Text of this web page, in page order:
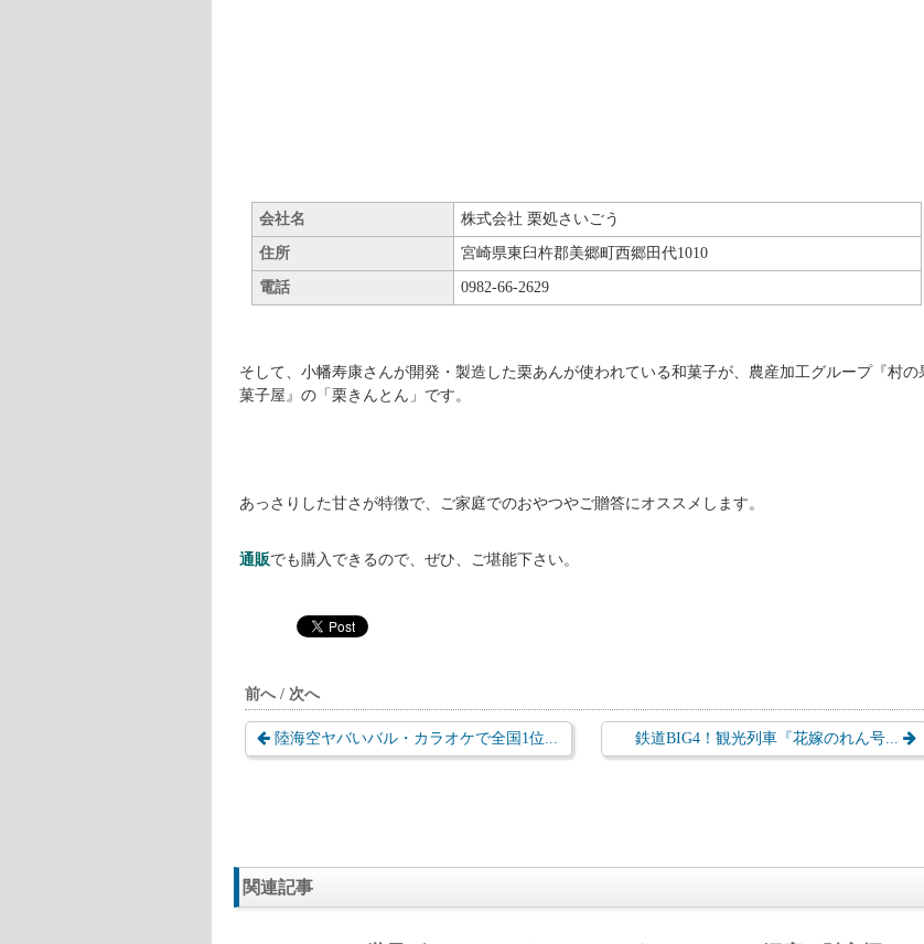
小幡寿康のお店と菓子の通販
「放浪の菓子職人」と呼ばれていることからも分かるように、残念ながら、
りません。
しかし、唯一、2016年1月に『株式会社 栗処さいごう』で、その腕を評価されて栗あんの開発・製造